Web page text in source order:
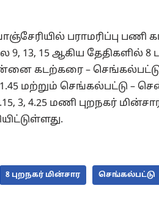
பராமரிப்பு
13, 15 ஆகிய தேதிகளில் 8
கடற்கரை – செங்கல்பட்டு
1.45 மற்றும் செங்கல்பட்டு
3, 4.25 மணி புறநகர்
8 புறநகர் மின்சார செங்கல்பட்டு